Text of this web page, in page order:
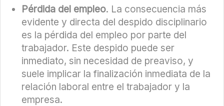
Pérdida del empleo. La consecuencia más
evidente y directa del despido disciplinario
es la pérdida del empleo por parte del
trabajador. Este despido puede ser
inmediato, sin necesidad de preaviso, y
suele implicar la finalización inmediata de la
relación laboral entre el trabajador y la
empresa.